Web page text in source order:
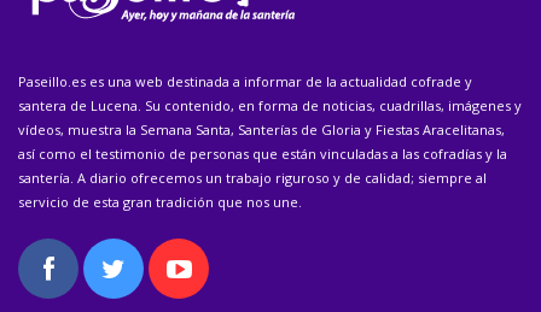
Paseillo.es es una web destinada a informar de la actualidad cofrade y
santera de Lucena. Su contenido, en forma de noticias, cuadrillas, imágenes y
vídeos, muestra la Semana Santa, Santerías de Gloria y Fiestas Aracelitanas,
así como el testimonio de personas que están vinculadas a las cofradías y la
santería. A diario ofrecemos un trabajo riguroso y de calidad; siempre al
servicio de esta gran tradición que nos une.